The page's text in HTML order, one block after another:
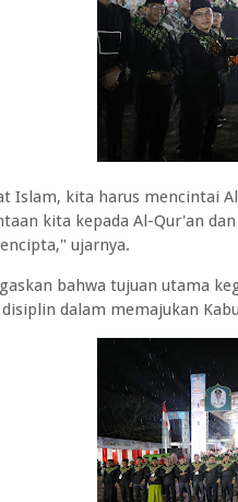
Islam, kita harus mencintai
kita kepada Al-Qur'an
ujarnya.
bahwa tujuan utama
dalam memajukan